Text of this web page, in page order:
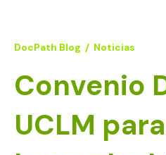
DocPath Blog / Noticias
Convenio
UCLM